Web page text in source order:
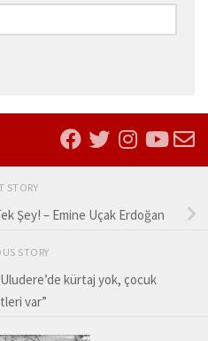
STORY
Şey! – Emine Uçak Erdoğan
STORY
kürtaj yok, çocuk
var”